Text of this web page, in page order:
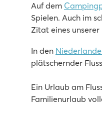
Schöner Innen- und
Unterkünfte auf
Unweit Ruoms mit
Verdon Parc
Verdon Parc
★
Auf dem
Spielen. Auch im
Zitat eines unserer
In den
plätschernder
Ein Urlaub am
Familienurlaub